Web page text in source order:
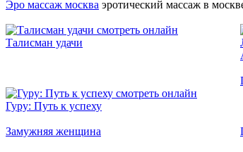
Эро массаж москва эротический массаж в
Талисман удачи
Гуру: Путь к успеху
Замужняя женщина